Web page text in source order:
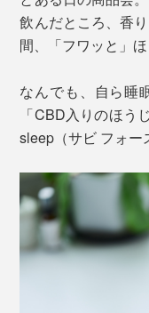
飲んだところ、香
間、「フワッと」
なんでも、自ら睡
「CBD入りのほう
sleep（サビ フォー